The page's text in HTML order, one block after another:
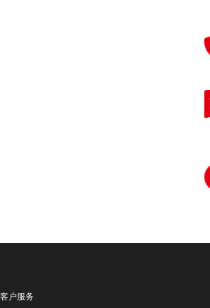
客户服务